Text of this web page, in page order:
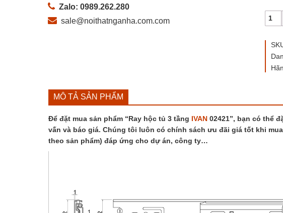
Zalo: 0989.262.280
sale@noithatnganha.com.com
Ray
3
IVAN
MÔ TẢ SẢN PHẨM
Để đặt mua sản phẩm “Ray hộc tủ 3 tầng IVAN02421”, bạn có thể
vấn và báo giá. Chúng tôi luôn có chính sách ưu đãi giá tốt khi
theo sản phẩm) đáp ứng cho dự án, công ty…